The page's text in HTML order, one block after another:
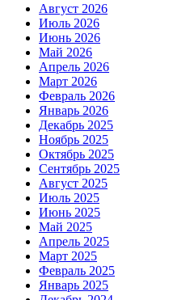
Август 2026
Июль 2026
Июнь 2026
Май 2026
Апрель 2026
Март 2026
Февраль 2026
Январь 2026
Декабрь 2025
Ноябрь 2025
Октябрь 2025
Сентябрь 2025
Август 2025
Июль 2025
Июнь 2025
Май 2025
Апрель 2025
Март 2025
Февраль 2025
Январь 2025